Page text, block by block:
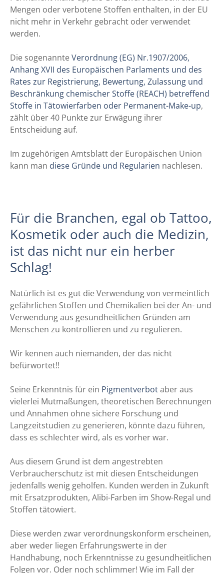
Mengen oder verbotene Stoffen enthalten, in der EU
nicht mehr in Verkehr gebracht oder verwendet
werden.
Die sogenannteVerordnung (EG) Nr.1907/2006,
Anhang XVII des Europäischen Parlaments und des
Rates zur Registrierung, Bewertung, Zulassung und
Beschränkung chemischer Stoffe (REACH) betreffend
Stoffe in Tätowierfarben oder Permanent-Make-up,
zählt über 40 Punkte zur Erwägung ihrer
Entscheidung auf.
Im zugehörigen Amtsblatt der Europäischen Union
kann man diese Gründe und Regularien nachlesen.
Für die Branchen, egal ob Tattoo,
Kosmetik oder auch die Medizin,
ist das nicht nur ein herber
Schlag!
Natürlich ist es gut die Verwendung von vermeintlich
gefährlichen Stoffen und Chemikalien bei der An- und
Verwendung aus gesundheitlichen Gründen am
Menschen zu kontrollieren und zu regulieren.
Wir kennen auch niemanden, der das nicht
befürwortet!!
Seine Erkenntnis für ein Pigmentverbotaber aus
vielerlei Mutmaßungen, theoretischen Berechnungen
und Annahmen ohne sichere Forschung und
Langzeitstudien zu generieren, könnte dazu führen,
dass es schlechter wird, als es vorher war.
Aus diesem Grund ist dem angestrebten
Verbraucherschutz ist mit diesen Entscheidungen
jedenfalls wenig geholfen. Kunden werden in Zukunft
mit Ersatzprodukten, Alibi-Farben im Show-Regal und
Stoffen tätowiert.
Diese werden zwar verordnungskonform erscheinen,
aber weder liegen Erfahrungswerte in der
Handhabung, noch Erkenntnisse zu gesundheitlichen
Folgen vor. Oder noch schlimmer! Wie im Fall der